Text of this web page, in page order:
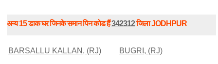
अन्य 15 डाक घर जिनके समान पिन कोड हैं342312जिला JODHPUR
BARSALLU KALLAN, (RJ) BUGRI, (RJ)